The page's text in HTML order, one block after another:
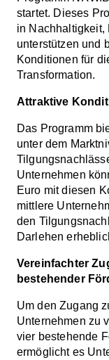
startet. Dieses
in Nachhaltigkeit,
unterstützen und
Konditionen für
Transformation.
Attraktive
Das Programm
unter dem
Unternehmen
Euro mit diesen
mittlere
den
Darlehen
Vereinfachter
bestehender
Um den Zugang
Unternehmen zu
vier bestehende
ermöglicht es